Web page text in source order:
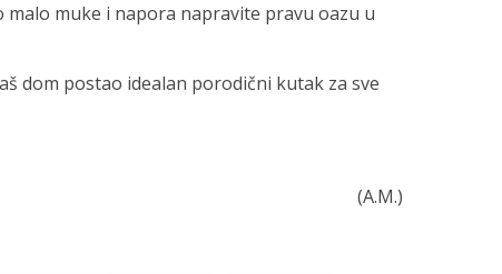
muke i napora napravite pravu oazu u
dom postao idealan porodični kutak za sve
(A.M.)